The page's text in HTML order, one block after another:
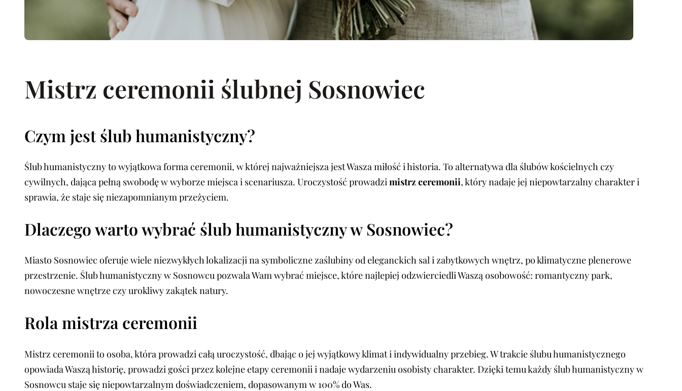
Mistrz ceremonii ślubnej Sosnowiec
Czym jest ślub humanistyczny?
Ślub humanistyczny to wyjątkowa forma ceremonii, w której najważniejsza jest Wasza miłość i historia. To alternatywa dla ślubów kościelnych czy
cywilnych, dająca pełną swobodę w wyborze miejsca i scenariusza. Uroczystość prowadzimistrz ceremonii, który nadaje jej niepowtarzalny charakter i
sprawia, że staje się niezapomnianym przeżyciem.
Dlaczego warto wybrać ślub humanistyczny w Sosnowiec?
Miasto Sosnowiec oferuje wiele niezwykłych lokalizacji na symboliczne zaślubiny od eleganckich sal i zabytkowych wnętrz, po klimatyczne plenerowe
przestrzenie. Ślub humanistyczny w Sosnowcu pozwala Wam wybrać miejsce, które najlepiej odzwierciedli Waszą osobowość: romantyczny park,
nowoczesne wnętrze czy urokliwy zakątek natury.
Rola mistrza ceremonii
Mistrz ceremonii to osoba, która prowadzi całą uroczystość, dbając o jej wyjątkowy klimat i indywidualny przebieg. W trakcie ślubu humanistycznego
opowiada Waszą historię, prowadzi gości przez kolejne etapy ceremonii i nadaje wydarzeniu osobisty charakter. Dzięki temu każdy ślub humanistyczny w
Sosnowcu staje się niepowtarzalnym doświadczeniem, dopasowanym w 100% do Was.